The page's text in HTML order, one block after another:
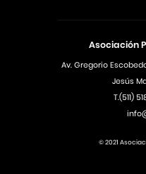
Asociación
Av. Gregorio
Jesús
T.(511)
© 2021